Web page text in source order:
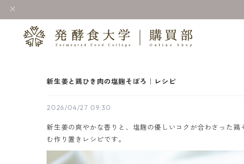
新生姜と鶏ひき肉の塩麹そぼろ｜レシピ
2026/04/27 09:30
新生姜の爽やかな香りと、塩麹の優しいコクが合わさった
む作り置きレシピです。